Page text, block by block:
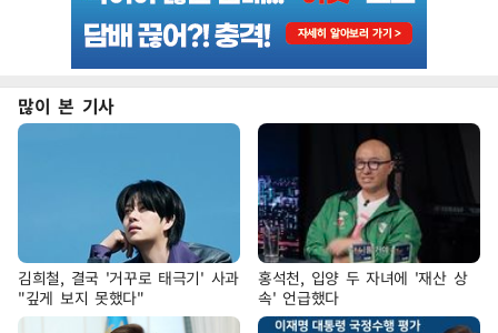
많이 본 기사
김희철, 결국 '거꾸로 태극기' 사과
"깊게 보지 못했다"
홍석천, 입양 두 자녀에 '재산 상
속' 언급했다